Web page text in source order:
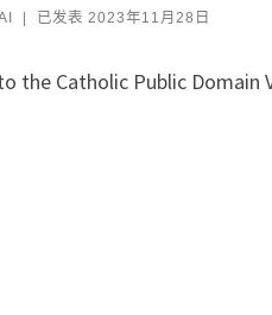
已发表 2023年11月28日
the Catholic Public Domain